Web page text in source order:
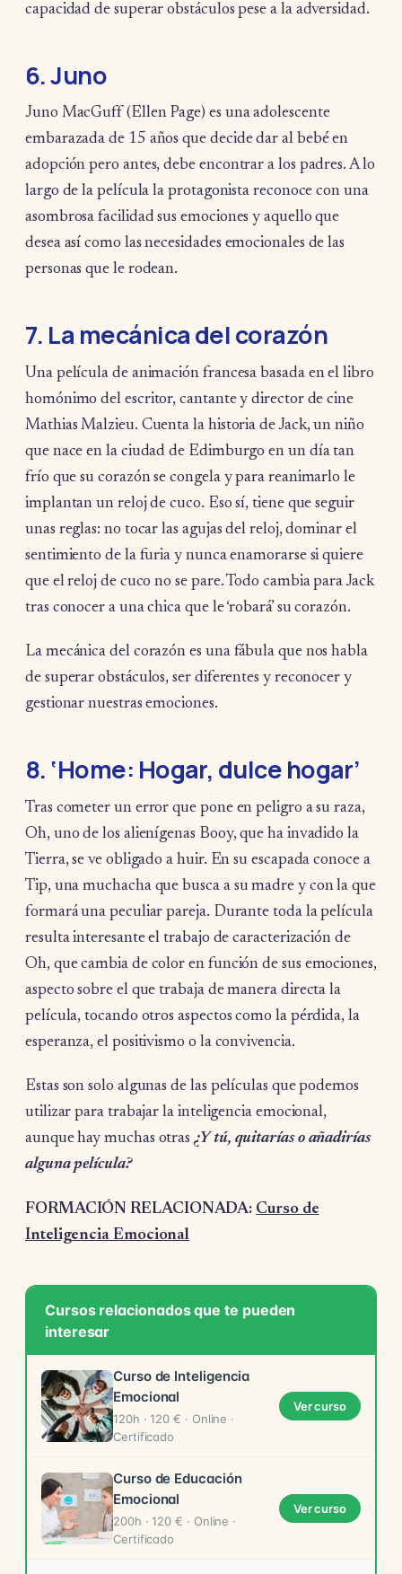
capacidad de superar obstáculos pese a la adversidad.
6. Juno
Juno MacGuff (Ellen Page) es una adolescente
embarazada de 15 años que decide dar al bebé en
adopción pero antes, debe encontrar a los padres. A lo
largo de la película la protagonista reconoce con una
asombrosa facilidad sus emociones y aquello que
desea así como las necesidades emocionales de las
personas que le rodean.
7. La mecánica del corazón
Una película de animación francesa basada en el libro
homónimo del escritor, cantante y director de cine
Mathias Malzieu. Cuenta la historia de Jack, un niño
que nace en la ciudad de Edimburgo en un día tan
frío que su corazón se congela y para reanimarlo le
implantan un reloj de cuco. Eso sí, tiene que seguir
unas reglas: no tocar las agujas del reloj, dominar el
sentimiento de la furia y nunca enamorarse si quiere
que el reloj de cuco no se pare. Todo cambia para Jack
tras conocer a una chica que le ‘robará’ su corazón.
La mecánica del corazón es una fábula que nos habla
de superar obstáculos, ser diferentes y reconocer y
gestionar nuestras emociones.
8. ‘Home: Hogar, dulce hogar’
Tras cometer un error que pone en peligro a su raza,
Oh, uno de los alienígenas Booy, que ha invadido la
Tierra, se ve obligado a huir. En su escapada conoce a
Tip, una muchacha que busca a su madre y con la que
formará una peculiar pareja. Durante toda la película
resulta interesante el trabajo de caracterización de
Oh, que cambia de color en función de sus emociones,
aspecto sobre el que trabaja de manera directa la
película, tocando otros aspectos como la pérdida, la
esperanza, el positivismo o la convivencia.
Estas son solo algunas de las películas que podemos
utilizar para trabajar la inteligencia emocional,
aunque hay muchas otras¿Y tú, quitarías o añadirías
alguna película?
FORMACIÓN RELACIONADA: Curso de
Inteligencia Emocional
Cursos relacionados que te pueden
interesar
Curso de Inteligencia
Emocional
120h · 120 € · Online ·
Certificado
Ver curso
Curso de Educación
Emocional
200h · 120 € · Online ·
Certificado
Ver curso